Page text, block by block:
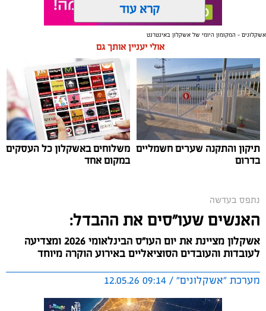
תגים: תערוכה, אמנים, צליל וצבע
בערב שלישי (12.5.26), הושקה תערוכת 'צליל וצבע'
המסורתית במוזיאון החאן עם יצירותיו המיוחדות של האמן,
תושב אשקלון, אילן ביטון.
צילום: אלדד עובדיה
קרא עוד
אשקלונים - המקומון היומי של אשקלון באינטרנט
אולי יעניין אותך גם
תיקון והתקנה שערים חשמליים
בדרום
משלוחים באשקלון כל העסקים
במקום אחד
נתפס בעדשה
האנשים שעו"סים את ההבדל:
אשקלון מציינת את יום העו"ס הבינלאומי 2026 ומצדיעה
לעובדות והעובדים הסוציאליים באירוע הוקרה מיוחד
מערכת "אשקלונים" / 09:14 12.05.26